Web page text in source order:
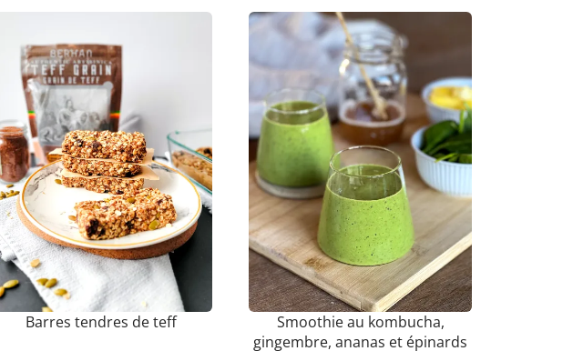
Barres tendres de teff
Smoothie au kombucha,
gingembre, ananas et épinards